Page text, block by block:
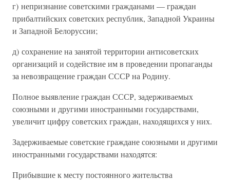
г) непризнание советскими гражданами — граждан
прибалтийских советских республик, Западной Украины
и Западной Белоруссии;
д) сохранение на занятой территории антисоветских
организаций и содействие им в проведении пропаганды
за невозвращение граждан СССР на Родину.
Полное выявление граждан СССР, задерживаемых
союзными и другими иностранными государствами,
увеличит цифру советских граждан, находящихся у них.
Задерживаемые советские граждане союзными и другими
иностранными государствами находятся:
Прибывшие к месту постоянного жительства